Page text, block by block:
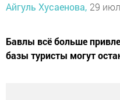
Айгуль Хусаенова, 29
Бавлы всё больше
базы туристы могут